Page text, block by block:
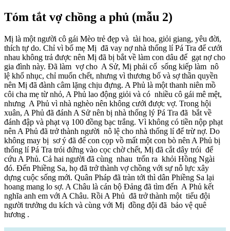
Tóm tắt vợ chồng a phủ (mẫu 2)
Mị là một người cô gái Mèo trẻ đẹp và tài hoa, giỏi giang, yêu đời,
thích tự do. Chỉ vì bố mẹ Mị đã vay nợ nhà thống lí Pá Tra để cưới
nhau không trả được nên Mị đã bị bắt về làm con dâu để gạt nợ cho
gia đình này. Đã làm vợ cho A Sử, Mị phải cố sống kiếp làm nô
lệ khổ nhục, chỉ muốn chết, nhưng vì thương bố và sợ thần quyền
nên Mị đã đành câm lặng chịu đựng. A Phủ là một thanh niên mồ
côi cha mẹ từ nhỏ, A Phủ lao động giỏi và có nhiều cô gái mê mệt,
nhưng A Phủ vì nhà nghèo nên không cưới được vợ. Trong hội
xuân, A Phủ đã đánh A Sử nên bị nhà thống lý Pá Tra đã bắt về
đánh đập và phạt vạ 100 đồng bạc trắng. Vì không có tiền nộp phạt
nên A Phủ đã trở thành người nô lệ cho nhà thống lí để trừ nợ. Do
không may bị sơ ý đã để con cọp vồ mất một con bò nên A Phủ bị
thống lí Pá Tra trói đứng vào cọc chờ chết, Mị đã cắt dây trói để
cứu A Phủ. Cả hai người đã cùng nhau trốn ra khỏi Hồng Ngài
đó. Đến Phiềng Sa, họ đã trở thành vợ chồng với sự nỗ lực xây
dựng cuộc sống mới. Quân Pháp đã tràn tới thì dân Phiềng Sa lại
hoang mang lo sợ. A Châu là cán bộ Đảng đã tìm đến A Phủ kết
nghĩa anh em với A Châu. Rồi A Phủ đã trở thành một tiểu đội
người trưởng du kích và cùng với Mị đồng đội đã bảo vệ quê
hương .